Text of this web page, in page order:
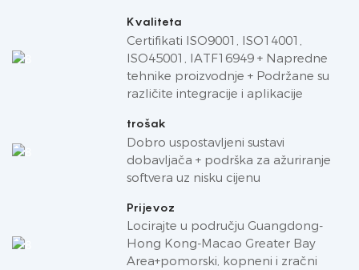
Kvaliteta
Certifikati ISO9001, ISO14001,
ISO45001, IATF16949 + Napredne
tehnike proizvodnje + Podržane su
različite integracije i aplikacije
trošak
Dobro uspostavljeni sustavi
dobavljača + podrška za ažuriranje
softvera uz nisku cijenu
Prijevoz
Locirajte u području Guangdong-
Hong Kong-Macao Greater Bay
Area+pomorski, kopneni i zračni